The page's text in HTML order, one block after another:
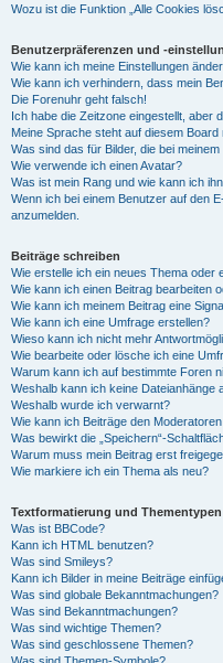
Wozu ist die Funktion „Alle Cookies
Benutzerpräferenzen und -
Wie kann ich meine Einstellungen
Wie kann ich verhindern, dass mein
Die Forenuhr geht falsch!
Ich habe die Zeitzone eingestellt, aber
Meine Sprache steht auf diesem Board
Was sind das für Bilder, die bei
Wie verwende ich einen Avatar?
Was ist mein Rang und wie kann ich
Wenn ich bei einem Benutzer auf den
anzumelden.
Beiträge schreiben
Wie erstelle ich ein neues Thema oder
Wie kann ich einen Beitrag bearbeiten
Wie kann ich meinem Beitrag eine
Wie kann ich eine Umfrage erstellen?
Wieso kann ich nicht mehr
Wie bearbeite oder lösche ich eine
Warum kann ich auf bestimmte Foren
Weshalb kann ich keine Dateianhänge
Weshalb wurde ich verwarnt?
Wie kann ich Beiträge den
Was bewirkt die „Speichern“-
Warum muss mein Beitrag erst
Wie markiere ich ein Thema als neu?
Textformatierung und Thementypen
Was ist BBCode?
Kann ich HTML benutzen?
Was sind Smileys?
Kann ich Bilder in meine Beiträge
Was sind globale Bekanntmachungen?
Was sind Bekanntmachungen?
Was sind wichtige Themen?
Was sind geschlossene Themen?